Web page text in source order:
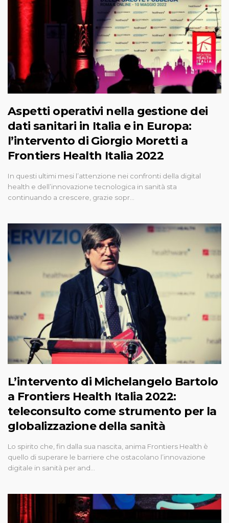
Aspetti operativi nella gestione dei
dati sanitari in Italia e in Europa:
l’intervento di Giorgio Moretti a
Frontiers Health Italia 2022
In questi ultimi mesi l’attenzione nei confronti della digital
health e dell’innovazione tecnologica in sanità sta
continuando a crescere, grazie sopr…
L’intervento di Michelangelo Bartolo
a Frontiers Health Italia 2022:
teleconsulto come strumento per la
globalizzazione della sanità
Lo spirito che, fin dalla sua nascita, anima Frontiers Health è
quello di superare le barriere che ostacolano l’innovazione
digitale in sanità per and…